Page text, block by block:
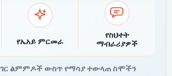
የኤአይ ምርመራ
የስህተት
ማብራሪያዎች
ልምምዶች ውስጥ የማሳያ ተውላጠ ስሞችን